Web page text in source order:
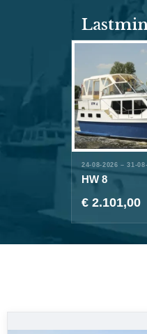
24-08-2026 – 31-
HW 8
€ 2.101,00